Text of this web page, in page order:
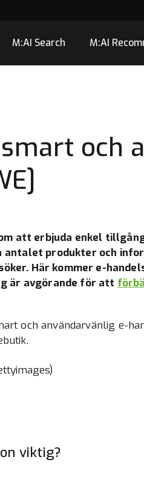
M:AI Search M:AI
och
att erbjuda enkel
antalet produkter och
Här kommer e-
är avgörande för att
och användarvänlig e-
viktig?